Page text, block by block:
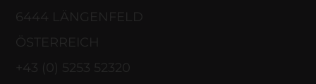
6444 LÄNGENFELD
ÖSTERREICH
+43 (0) 5253 52320